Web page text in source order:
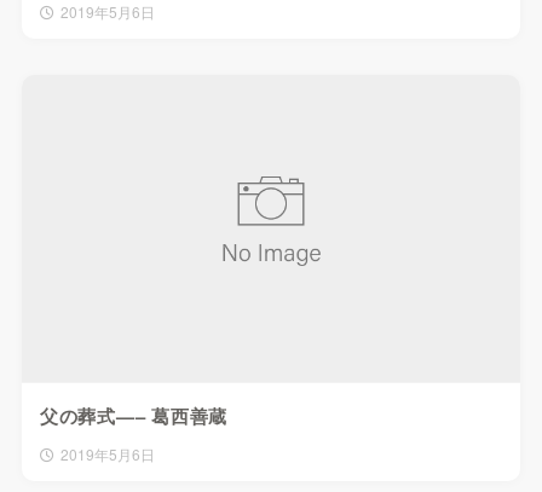
2019年5月6日
父の葬式—– 葛西善蔵
2019年5月6日